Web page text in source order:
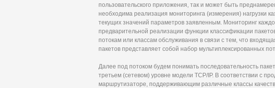
пользовательского приложения, так и может быть
необходима реализация мониторинга (измерения) нагрузки
текущих значений параметров заявленным. Мониторинг
предварительной реализации функции классификации
потокам или классам обслуживания в связи с тем, что
пакетов представляет собой набор мультиплексированных
Далее под потоком будем понимать последовательность
третьем (сетевом) уровне модели TCP/IP. В соответствии с
маршрутизаторе, поддерживающим различные классы